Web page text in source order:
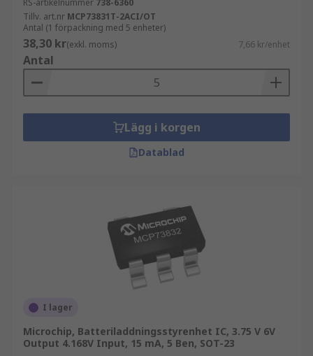
RS-artikelnummer 738-6360
Tillv. art.nr MCP73831T-2ACI/OT
Antal (1 förpackning med 5 enheter)
38,30 kr(exkl. moms) 7,66 kr/enhet
Antal
Lägg i korgen
Datablad
I lager
Microchip, Batteriladdningsstyrenhet IC, 3.75 V 6V
Output 4.168V Input, 15 mA, 5 Ben, SOT-23